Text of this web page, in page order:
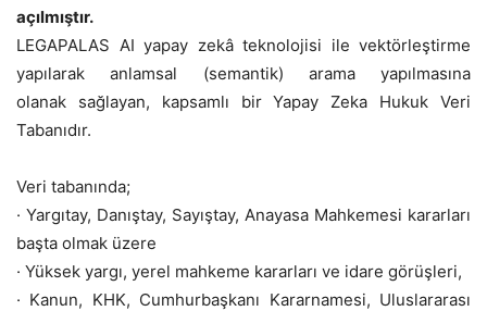
açılmıştır.
LEGAPALAS AI yapay zekâ teknolojisi ile vektörleştirme
yapılarak anlamsal (semantik) arama yapılmasına
olanak sağlayan, kapsamlı bir Yapay Zeka Hukuk Veri
Tabanıdır.
Veri tabanında;
· Yargıtay, Danıştay, Sayıştay, Anayasa Mahkemesi kararları
başta olmak üzere
· Yüksek yargı, yerel mahkeme kararları ve idare görüşleri,
· Kanun, KHK, Cumhurbaşkanı Kararnamesi, Uluslararası